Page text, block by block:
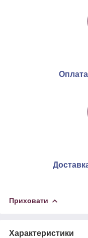
Приховати
Характеристики